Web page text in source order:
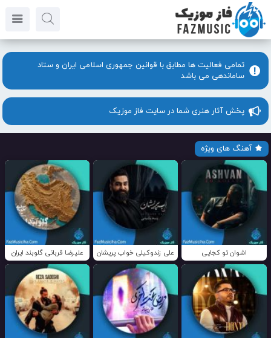
تمامی فعالیت ها مطابق با قوانین جمهوری اسلامی ایران و ستاد
ساماندهی می باشد
پخش آثار هنری شما در سایت فاز موزیک
آهنگ های ویژه
اشوان تو کجایی علی زندوکیلی خواب پریشان علیرضا قربانی گلوبند ایران